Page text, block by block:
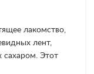
лакомство,
лент,
Этот